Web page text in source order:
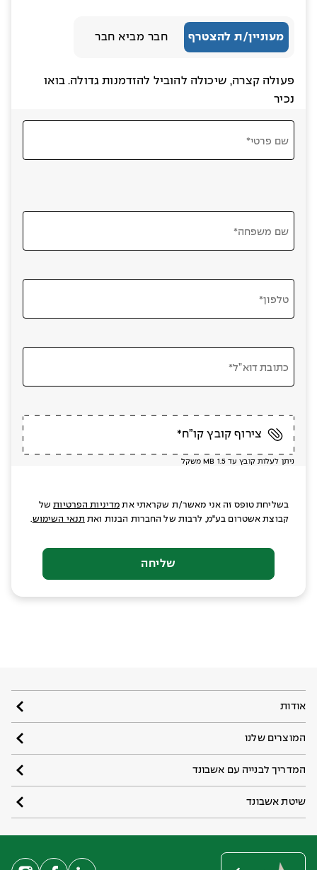
מעוניין/ת להצטרף חבר מביא חבר
פעולה קצרה, שיכולה להוביל להזדמנות גדולה. בואו
נכיר
שם פרטי*
שם משפחה*
טלפון*
כתובת דוא”ל*
צירוף קובץ קו”ח*
ניתן לעלות קובץ עד MB 1.5 משקל
בשליחת טופס זה אני מאשר/ת שקראתי את מדיניות הפרטיותשל
קבוצת אשטרום בע"מ, לרבות של החברות הבנות ואת תנאי השימוש.
שליחה
אודות
המוצרים שלנו
המדריך לבנייה עם אשבונד
שיטת אשבונד